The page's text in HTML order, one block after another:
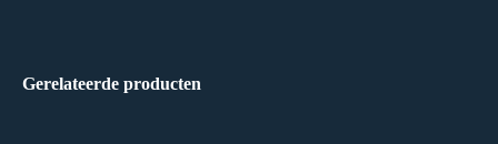
Gerelateerde producten